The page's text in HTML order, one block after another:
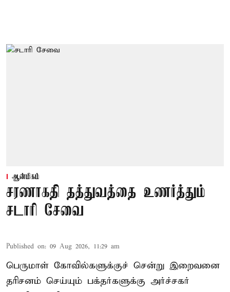
ஆன்மிகம்
சரணாகதி தத்துவத்தை உணர்த்தும்
சடாரி சேவை
Published on: 09 Aug 2026, 11:29 am
பெருமாள் கோவில்களுக்குச் சென்று இறைவனை
தரிசனம் செய்யும் பக்தர்களுக்கு அர்ச்சகர்